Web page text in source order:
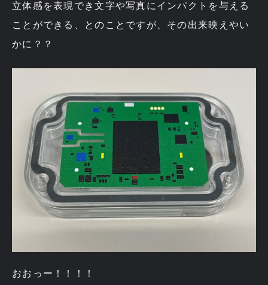
立体感を表現でき文字や写真にインパクトを与える
ことができる、とのことですが、その出来映えやい
かに？？
おおっー！！！！